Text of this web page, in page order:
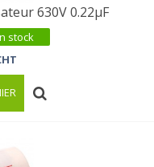
630V 0.22µF
stock